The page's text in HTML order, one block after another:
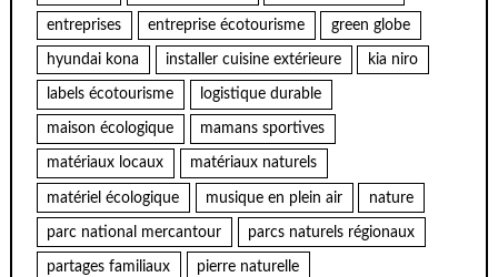
entreprises entreprise écotourisme green globe
hyundai kona installer cuisine extérieure kia niro
labels écotourisme logistique durable
maison écologique mamans sportives
matériaux locaux matériaux naturels
matériel écologique musique en plein air nature
parc national mercantour parcs naturels régionaux
partages familiaux pierre naturelle